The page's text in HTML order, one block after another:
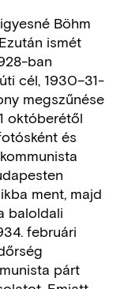
Böhm
ismét
ban
cél, 1930–31-
megszűnése
októberétől
és
ment, majd
baloldali
februári
párt